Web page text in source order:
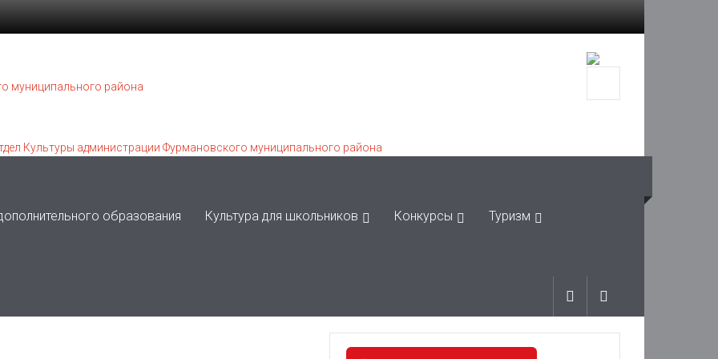
образования Культура для школьников Конкурсы Туризм